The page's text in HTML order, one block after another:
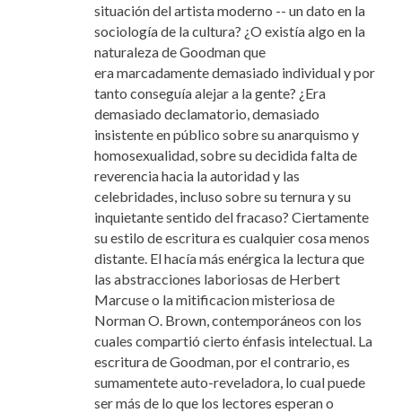
situación del artista moderno -- un dato en la
sociología de la cultura? ¿O existía algo en la
naturaleza de Goodman que
era marcadamente demasiado individual y por
tanto conseguía alejar a la gente? ¿Era
demasiado declamatorio, demasiado
insistente en público sobre su anarquismo y
homosexualidad, sobre su decidida falta de
reverencia hacia la autoridad y las
celebridades, incluso sobre su ternura y su
inquietante sentido del fracaso? Ciertamente
su estilo de escritura es cualquier cosa menos
distante. El hacía más enérgica la lectura que
las abstracciones laboriosas de Herbert
Marcuse o la mitificacion misteriosa de
Norman O. Brown, contemporáneos con los
cuales compartió cierto énfasis intelectual. La
escritura de Goodman, por el contrario, es
sumamentete auto-reveladora, lo cual puede
ser más de lo que los lectores esperan o